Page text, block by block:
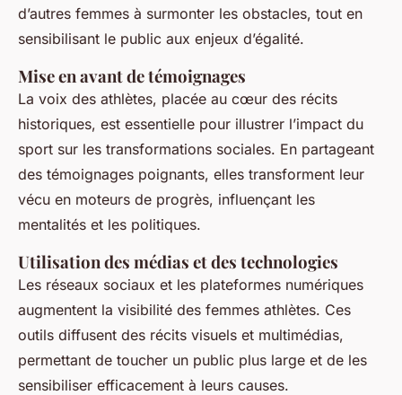
d’autres femmes à surmonter les obstacles, tout en
sensibilisant le public aux enjeux d’égalité.
Mise en avant de témoignages
La voix des athlètes, placée au cœur des récits
historiques, est essentielle pour illustrer l’impact du
sport sur les transformations sociales. En partageant
des témoignages poignants, elles transforment leur
vécu en moteurs de progrès, influençant les
mentalités et les politiques.
Utilisation des médias et des technologies
Les réseaux sociaux et les plateformes numériques
augmentent la visibilité des femmes athlètes. Ces
outils diffusent des récits visuels et multimédias,
permettant de toucher un public plus large et de les
sensibiliser efficacement à leurs causes.